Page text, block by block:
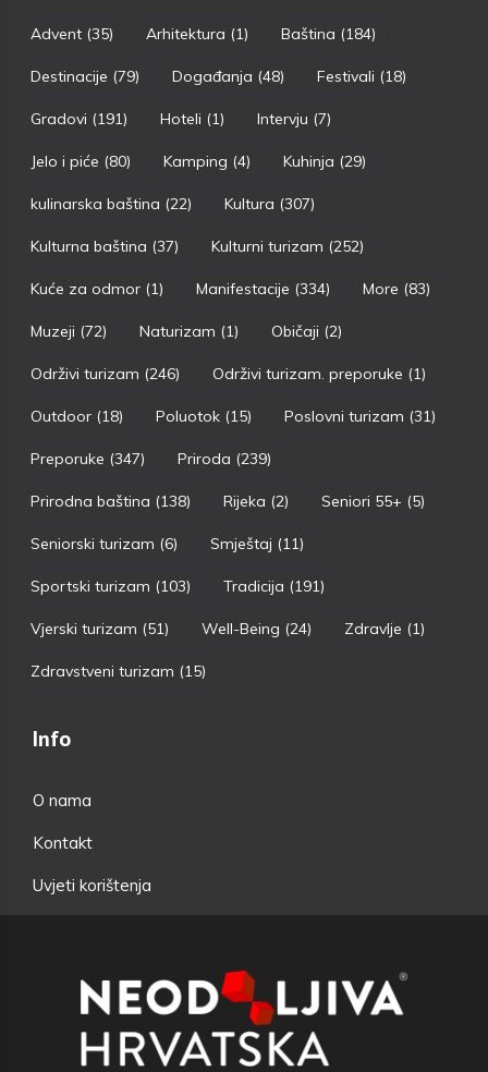
Advent (35) Arhitektura (1) Baština (184)
Destinacije (79) Događanja (48) Festivali (18)
Gradovi (191) Hoteli (1) Intervju (7)
Jelo i piće (80) Kamping (4) Kuhinja (29)
kulinarska baština (22) Kultura (307)
Kulturna baština (37) Kulturni turizam (252)
Kuće za odmor (1) Manifestacije (334) More (83)
Muzeji (72) Naturizam (1) Običaji (2)
Održivi turizam (246) Održivi turizam. preporuke (1)
Outdoor (18) Poluotok (15) Poslovni turizam (31)
Preporuke (347) Priroda (239)
Prirodna baština (138) Rijeka (2) Seniori 55+ (5)
Seniorski turizam (6) Smještaj (11)
Sportski turizam (103) Tradicija (191)
Vjerski turizam (51) Well-Being (24) Zdravlje (1)
Zdravstveni turizam (15)
Info
O nama
Kontakt
Uvjeti korištenja